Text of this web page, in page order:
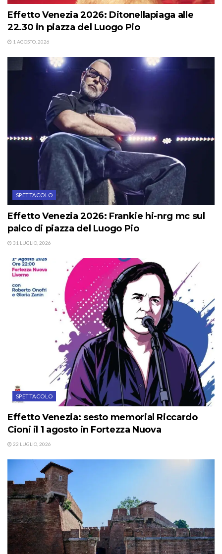
Effetto Venezia 2026: Ditonellapiaga alle
22.30 in piazza del Luogo Pio
1 AGOSTO, 2026
SPETTACOLO
Effetto Venezia 2026: Frankie hi-nrg mc sul
palco di piazza del Luogo Pio
31 LUGLIO, 2026
SPETTACOLO
Effetto Venezia: sesto memorial Riccardo
Cioni il 1 agosto in Fortezza Nuova
22 LUGLIO, 2026